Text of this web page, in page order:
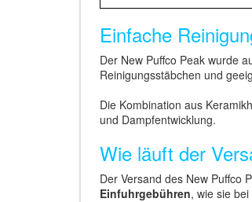
Einfache
Der New Puffco Peak wurde
Reinigungsstäbchen und
Die Kombination aus
und Dampfentwicklung.
Wie läuft der
Der Versand des New Puffco
Einfuhrgebühren, wie sie